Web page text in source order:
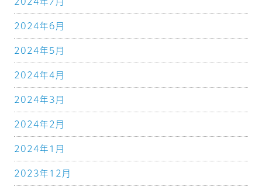
2024年6月
2024年5月
2024年4月
2024年3月
2024年2月
2024年1月
2023年12月